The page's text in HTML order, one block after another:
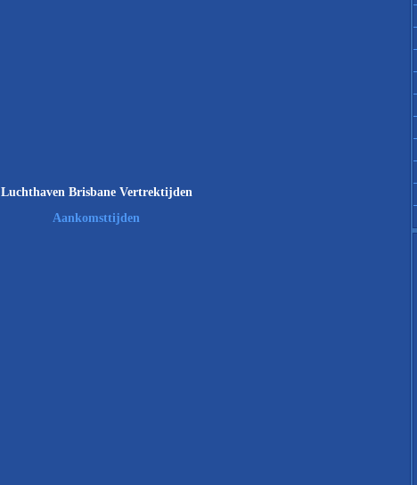
Luchthaven Brisbane Vertrektijden
Aankomsttijden